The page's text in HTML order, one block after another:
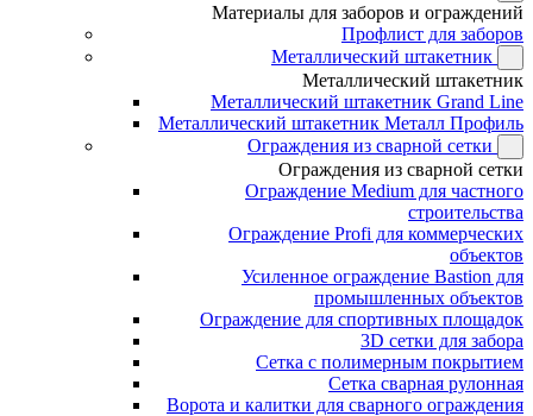
Материалы для заборов и ограждений
Профлист для заборов
Металлический штакетник
Металлический штакетник
Металлический штакетник Grand Line
Металлический штакетник Металл Профиль
Ограждения из сварной сетки
Ограждения из сварной сетки
Ограждение Medium для частного
строительства
Ограждение Profi для коммерческих
объектов
Усиленное ограждение Bastion для
промышленных объектов
Ограждение для спортивных площадок
3D сетки для забора
Сетка с полимерным покрытием
Сетка сварная рулонная
Ворота и калитки для сварного ограждения